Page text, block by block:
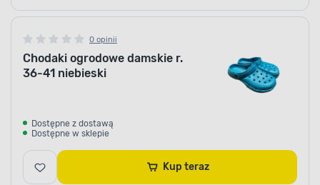
0 opinii
Chodaki ogrodowe damskie r.
36-41 niebieski
Dostępne z dostawą
Dostępne w sklepie
Kup teraz